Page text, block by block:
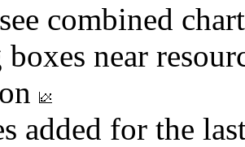
combined
near
added for the